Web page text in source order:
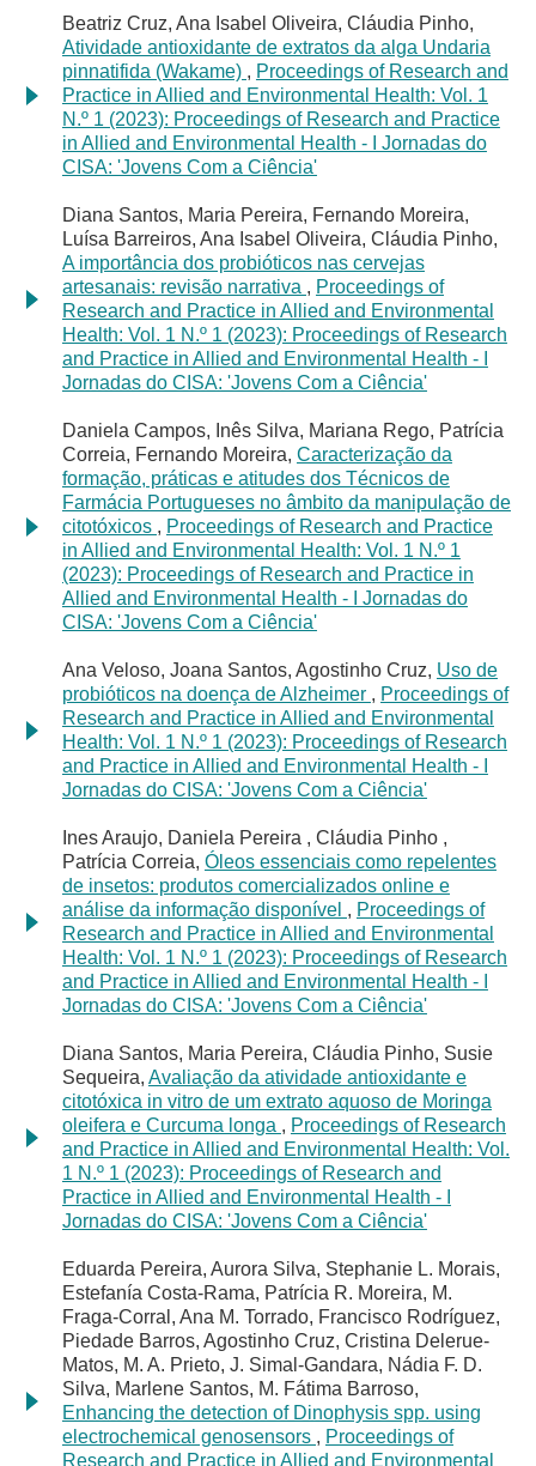
Beatriz Cruz, Ana Isabel Oliveira, Cláudia Pinho,
Atividade antioxidante de extratos da alga Undaria
pinnatifida (Wakame) , Proceedings of Research and
Practice in Allied and Environmental Health: Vol. 1
N.º 1 (2023): Proceedings of Research and Practice
in Allied and Environmental Health - I Jornadas do
CISA: 'Jovens Com a Ciência'
Diana Santos, Maria Pereira, Fernando Moreira,
Luísa Barreiros, Ana Isabel Oliveira, Cláudia Pinho,
A importância dos probióticos nas cervejas
artesanais: revisão narrativa , Proceedings of
Research and Practice in Allied and Environmental
Health: Vol. 1 N.º 1 (2023): Proceedings of Research
and Practice in Allied and Environmental Health - I
Jornadas do CISA: 'Jovens Com a Ciência'
Daniela Campos, Inês Silva, Mariana Rego, Patrícia
Correia, Fernando Moreira, Caracterização da
formação, práticas e atitudes dos Técnicos de
Farmácia Portugueses no âmbito da manipulação de
citotóxicos , Proceedings of Research and Practice
in Allied and Environmental Health: Vol. 1 N.º 1
(2023): Proceedings of Research and Practice in
Allied and Environmental Health - I Jornadas do
CISA: 'Jovens Com a Ciência'
Ana Veloso, Joana Santos, Agostinho Cruz, Uso de
probióticos na doença de Alzheimer , Proceedings of
Research and Practice in Allied and Environmental
Health: Vol. 1 N.º 1 (2023): Proceedings of Research
and Practice in Allied and Environmental Health - I
Jornadas do CISA: 'Jovens Com a Ciência'
Ines Araujo, Daniela Pereira , Cláudia Pinho ,
Patrícia Correia, Óleos essenciais como repelentes
de insetos: produtos comercializados online e
análise da informação disponível , Proceedings of
Research and Practice in Allied and Environmental
Health: Vol. 1 N.º 1 (2023): Proceedings of Research
and Practice in Allied and Environmental Health - I
Jornadas do CISA: 'Jovens Com a Ciência'
Diana Santos, Maria Pereira, Cláudia Pinho, Susie
Sequeira, Avaliação da atividade antioxidante e
citotóxica in vitro de um extrato aquoso de Moringa
oleifera e Curcuma longa , Proceedings of Research
and Practice in Allied and Environmental Health: Vol.
1 N.º 1 (2023): Proceedings of Research and
Practice in Allied and Environmental Health - I
Jornadas do CISA: 'Jovens Com a Ciência'
Eduarda Pereira, Aurora Silva, Stephanie L. Morais,
Estefanía Costa-Rama, Patrícia R. Moreira, M.
Fraga-Corral, Ana M. Torrado, Francisco Rodríguez,
Piedade Barros, Agostinho Cruz, Cristina Delerue-
Matos, M. A. Prieto, J. Simal-Gandara, Nádia F. D.
Silva, Marlene Santos, M. Fátima Barroso,
Enhancing the detection of Dinophysis spp. using
electrochemical genosensors , Proceedings of
Research and Practice in Allied and Environmental